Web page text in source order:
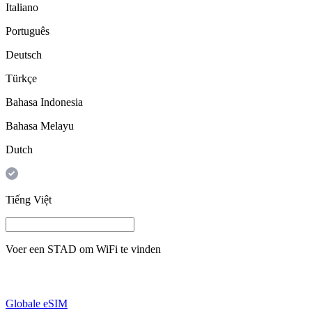
Italiano
Português
Deutsch
Türkçe
Bahasa Indonesia
Bahasa Melayu
Dutch
Tiếng Việt
Voer een STAD om WiFi te vinden
Globale eSIM